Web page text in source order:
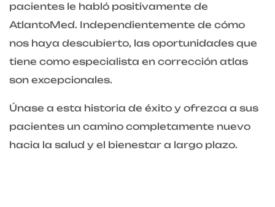
pacientes le habló positivamente de
AtlantoMed. Independientemente de cómo
nos haya descubierto, las oportunidades que
tiene como especialista en corrección atlas
son excepcionales.
Únase a esta historia de éxito y ofrezca a sus
pacientes un camino completamente nuevo
hacia la salud y el bienestar a largo plazo.